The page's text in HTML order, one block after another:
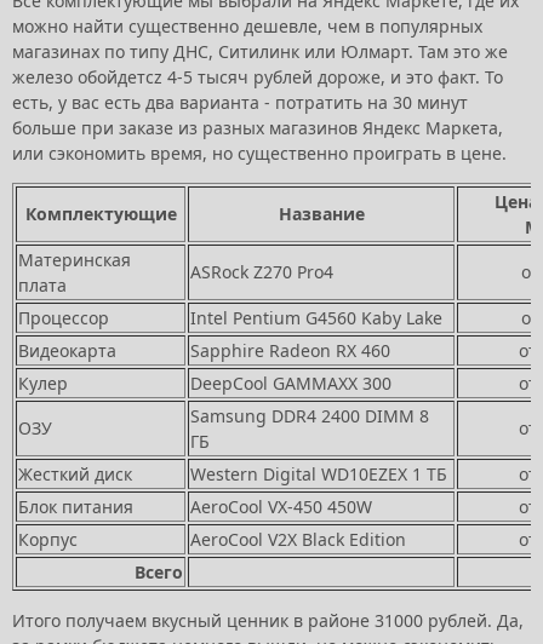
можно найти существенно дешевле, чем в популярных
магазинах по типу ДНС, Ситилинк или Юлмарт. Там это же
железо обойдетcz 4-5 тысяч рублей дороже, и это факт. То
есть, у вас есть два варианта - потратить на 30 минут
больше при заказе из разных магазинов Яндекс Маркета,
или сэкономить время, но существенно проиграть в цене.
Комплектующие Название
Цена
Материнская
плата
ASRock Z270 Pro4
Процессор
Intel Pentium G4560 Kaby Lake
Видеокарта
Sapphire Radeon RX 460
Кулер
DeepCool GAMMAXX 300
ОЗУ
Samsung DDR4 2400 DIMM 8
ГБ
Жесткий диск
Western Digital WD10EZEX 1 ТБ
Блок питания
AeroCool VX-450 450W
Корпус
AeroCool V2X Black Edition
Всего
Итого получаем вкусный ценник в районе 31000 рублей. Да,